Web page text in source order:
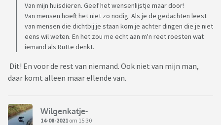
Van mijn huisdieren. Geef het wensenlijstje maar door!
Van mensen hoeft het niet zo nodig. Als je de gedachten leest
van mensen die dichtbij je staan kom je achter dingen die je niet
eens wil weten. En het zou me echt aan m'n reet roesten wat
iemand als Rutte denkt.
Dit! En voor de rest van niemand. Ook niet van mijn man,
daar komt alleen maar ellende van.
Wilgenkatje-
14-08-2021 om 15:30